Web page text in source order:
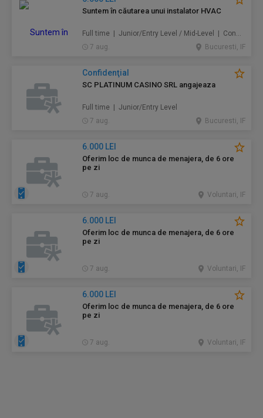
Suntem în căutarea unui instalator HVAC
Full time | Junior/Entry Level / Mid-Level | Construcţii / Amenajări
7 aug.
Bucuresti, IF
Confidenţial
SC PLATINUM CASINO SRL angajeaza
Full time | Junior/Entry Level
7 aug.
Bucuresti, IF
6.000 LEI
Oferim loc de munca de menajera, de 6 ore
pe zi
7 aug. Voluntari, IF
6.000 LEI
Oferim loc de munca de menajera, de 6 ore
pe zi
7 aug. Voluntari, IF
6.000 LEI
Oferim loc de munca de menajera, de 6 ore
pe zi
7 aug. Voluntari, IF